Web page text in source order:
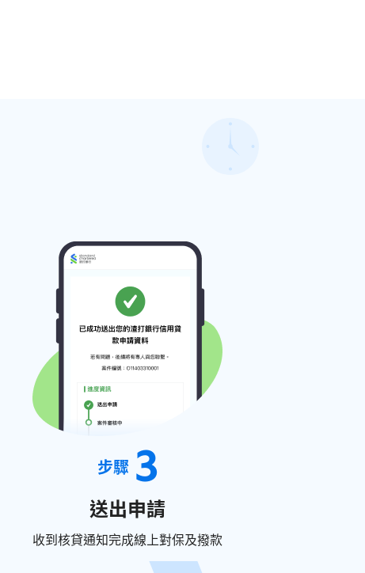
步驟 3
送出申請
收到核貸通知完成線上對保及撥款